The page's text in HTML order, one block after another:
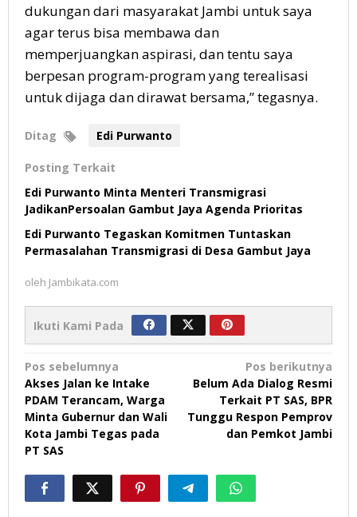
dukungan dari masyarakat Jambi untuk saya
agar terus bisa membawa dan
memperjuangkan aspirasi, dan tentu saya
berpesan program-program yang terealisasi
untuk dijaga dan dirawat bersama,” tegasnya.
Ditag Edi Purwanto
Posting Terkait
Edi Purwanto Minta Menteri Transmigrasi
JadikanPersoalan Gambut Jaya Agenda Prioritas
Edi Purwanto Tegaskan Komitmen Tuntaskan
Permasalahan Transmigrasi di Desa Gambut Jaya
oleh Jambikata.com
Ikuti Kami Pada
Navigasi
pos
Pos sebelumnya
Akses Jalan ke Intake
PDAM Terancam, Warga
Minta Gubernur dan Wali
Kota Jambi Tegas pada
PT SAS
Pos berikutnya
Belum Ada Dialog Resmi
Terkait PT SAS, BPR
Tunggu Respon Pemprov
dan Pemkot Jambi